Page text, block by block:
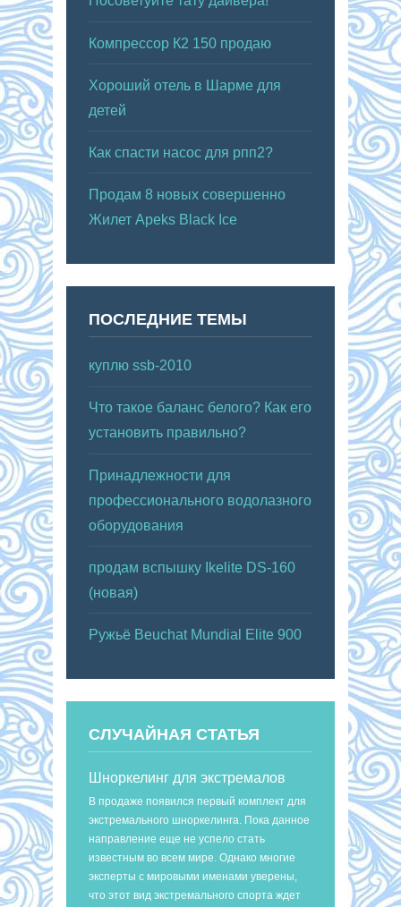
Компрессор К2 150 продаю
Хороший отель в Шарме для
детей
Как спасти насос для рпп2?
Продам 8 новых совершенно
Жилет Apeks Black Ice
ПОСЛЕДНИЕ ТЕМЫ
куплю ssb-2010
Что такое баланс белого? Как его
установить правильно?
Принадлежности для
профессионального водолазного
оборудования
продам вспышку Ikelite DS-160
(новая)
Ружьё Beuchat Mundial Elite 900
СЛУЧАЙНАЯ СТАТЬЯ
Шноркелинг для экстремалов
В продаже появился первый комплект для
экстремального шноркелинга. Пока данное
направление еще не успело стать
известным во всем мире. Однако многие
эксперты с мировыми именами уверены,
что этот вид экстремального спорта ждет